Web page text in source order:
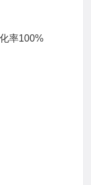
率100%